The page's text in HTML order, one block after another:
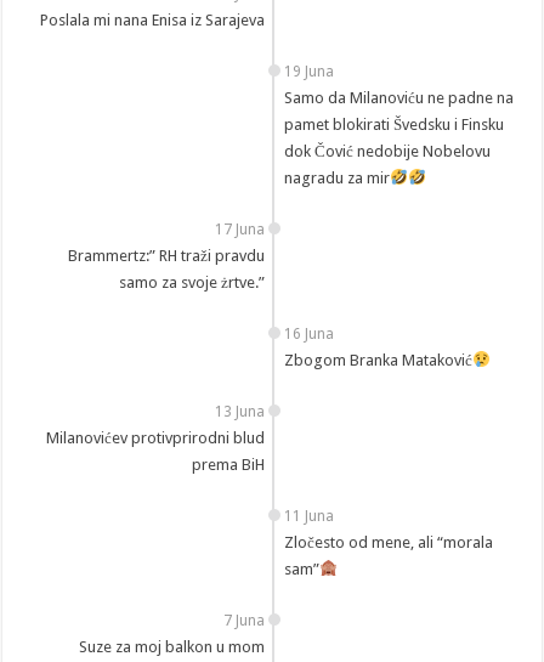
Poslala mi nana Enisa iz Sarajeva
19 Juna
Samo da Milanoviću ne padne na
pamet blokirati Švedsku i Finsku
dok Čović nedobije Nobelovu
nagradu za mir
17 Juna
Brammertz:” RH traži pravdu
samo za svoje żrtve.”
16 Juna
Zbogom Branka Mataković
13 Juna
Milanovićev protivprirodni blud
prema BiH
11 Juna
Zločesto od mene, ali “morala
sam”
7 Juna
Suze za moj balkon u mom